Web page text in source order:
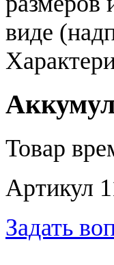
виде
Товар
Артикул
Задать